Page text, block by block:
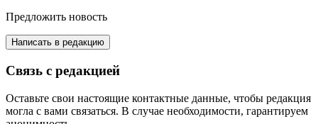
Предложить новость
Написать в редакцию
Связь с редакцией
Оставьте свои настоящие контактные данные, чтобы редакция
могла с вами связаться. В случае необходимости, гарантируем